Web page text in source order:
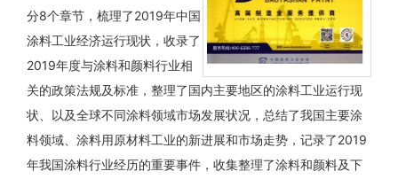
分8个章节，梳理了2019年中国
涂料工业经济运行现状，收录了
2019年度与涂料和颜料行业相
关的政策法规及标准，整理了国内主要地区的涂料工业运行现
状、以及全球不同涂料领域市场发展状况，总结了我国主要涂
料领域、涂料用原材料工业的新进展和市场走势，记录了2019
年我国涂料行业经历的重要事件，收集整理了涂料和颜料及下